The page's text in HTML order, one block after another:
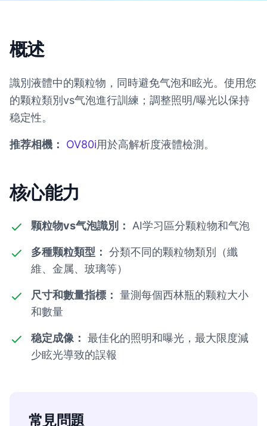
概述
識別液體中的颗粒物，同時避免气泡和眩光。使用您
的颗粒類別vs气泡進行訓練；調整照明/曝光以保持
稳定性。
推荐相機： OV80i用於高解析度液體檢測。
核心能力
颗粒物vs气泡識別： AI学习區分颗粒物和气泡
多種颗粒類型： 分類不同的颗粒物類別（纖
維、金属、玻璃等）
尺寸和數量指標： 量測每個西林瓶的颗粒大小
和數量
稳定成像： 最佳化的照明和曝光，最大限度減
少眩光導致的誤報
常見問題